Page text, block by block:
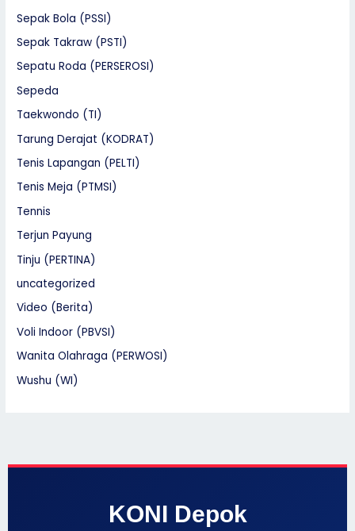
Sepak Bola (PSSI)
Sepak Takraw (PSTI)
Sepatu Roda (PERSEROSI)
Sepeda
Taekwondo (TI)
Tarung Derajat (KODRAT)
Tenis Lapangan (PELTI)
Tenis Meja (PTMSI)
Tennis
Terjun Payung
Tinju (PERTINA)
uncategorized
Video (Berita)
Voli Indoor (PBVSI)
Wanita Olahraga (PERWOSI)
Wushu (WI)
KONI Depok